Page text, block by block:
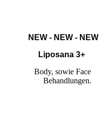
NEW - NEW - NEW
Liposana 3+
Body, sowie Face
Behandlungen.